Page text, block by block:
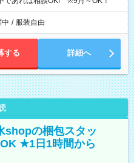
/ 服装自由
する 詳細へ
shopの梱包スタッ
★1日1時間から